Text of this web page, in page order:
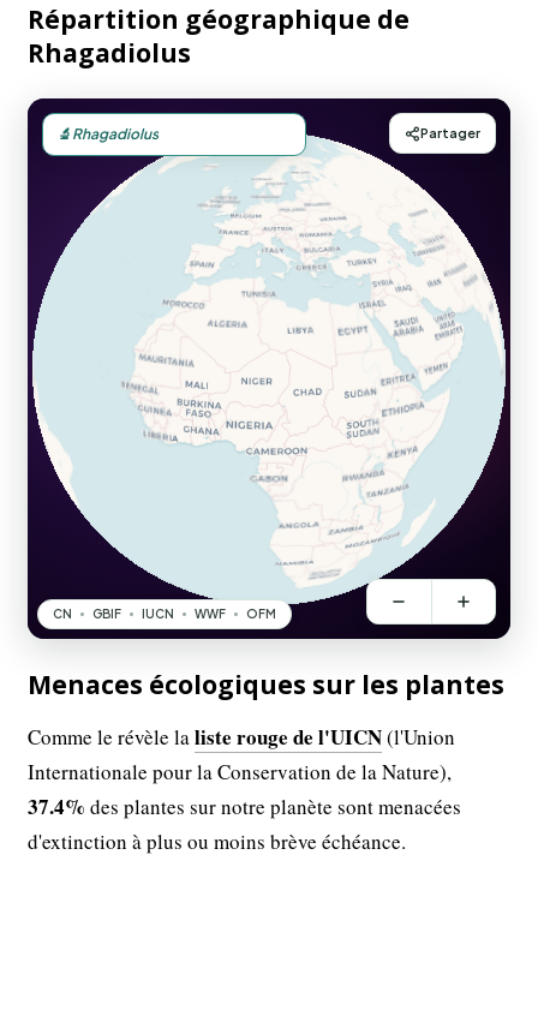
Répartition géographique de
Rhagadiolus
Menaces écologiques sur les plantes
Comme le révèle laliste rouge de l'UICN(l'Union
Internationale pour la Conservation de la Nature),
37.4% des plantes sur notre planète sont menacées
d'extinction à plus ou moins brève échéance.